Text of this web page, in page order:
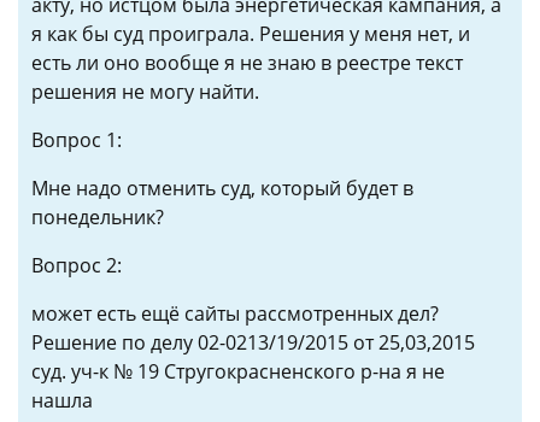
я как бы суд проиграла. Решения у меня нет, и
есть ли оно вообще я не знаю в реестре текст
решения не могу найти.
Вопрос 1:
Мне надо отменить суд, который будет в
понедельник?
Вопрос 2:
может есть ещё сайты рассмотренных дел?
Решение по делу 02-0213/19/2015 от 25,03,2015
суд. уч-к № 19 Стругокрасненского р-на я не
нашла